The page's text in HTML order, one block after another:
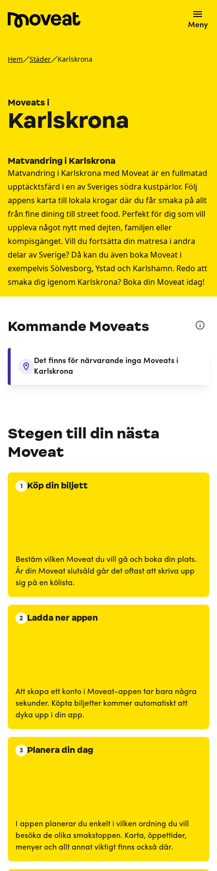
Meny
Hem Städer Karlskrona
Moveats i
Karlskrona
Matvandring i Karlskrona
Matvandring i Karlskrona med Moveat är en fullmatad
upptäcktsfärd i en av Sveriges södra kustpärlor. Följ
appens karta till lokala krogar där du får smaka på allt
från fine dining till street food. Perfekt för dig som vill
uppleva något nytt med dejten, familjen eller
kompisgänget. Vill du fortsätta din matresa i andra
delar av Sverige? Då kan du även boka Moveat i
exempelvis Sölvesborg, Ystad och Karlshamn. Redo att
smaka dig igenom Karlskrona? Boka din Moveat idag!
Kommande Moveats
Det finns för närvarande inga Moveats i
Karlskrona
Stegen till din nästa
Moveat
1 Köp din biljett
Bestäm vilken Moveat du vill gå och boka din plats.
Är din Moveat slutsåld går det oftast att skriva upp
sig på en kölista.
2 Ladda ner appen
Att skapa ett konto i Moveat-appen tar bara några
sekunder. Köpta biljetter kommer automatiskt att
dyka upp i din app.
3 Planera din dag
I appen planerar du enkelt i vilken ordning du vill
besöka de olika smakstoppen. Karta, öppettider,
menyer och allt annat viktigt finns också där.